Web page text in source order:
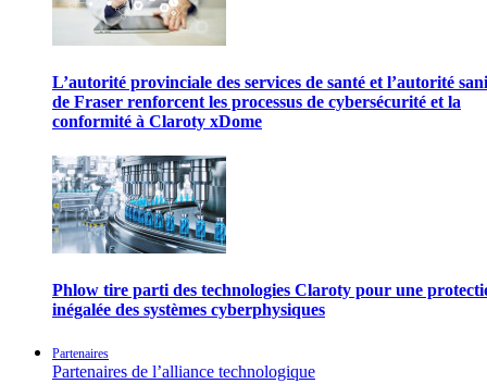
L’autorité provinciale des services de santé et l’autorité
de Fraser renforcent les processus de cybersécurité et la
conformité à Claroty xDome
Phlow tire parti des technologies Claroty pour une
inégalée des systèmes cyberphysiques
Partenaires
Partenaires de l’alliance technologique